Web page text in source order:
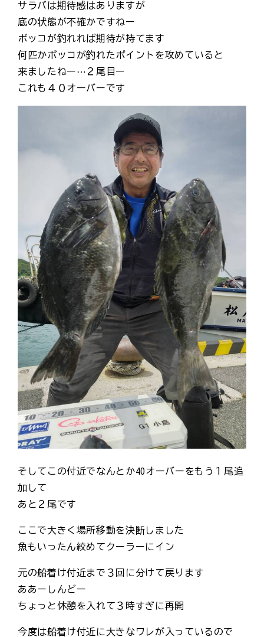
サラバは期待感はありますが
底の状態が不確かですねー
ボッコが釣れれば期待が持てます
何匹かボッコが釣れたポイントを攻めていると
来ましたねー⋯２尾目ー
これも４０オーバーです
そしてこの付近でなんとか40オーバーをもう１尾追
加して
あと２尾です
ここで大きく場所移動を決断しました
魚もいったん絞めてクーラーにイン
元の船着け付近まで３回に分けて戻ります
ああーしんどー
ちょっと休憩を入れて３時すぎに再開
今度は船着け付近に大きなワレが入っているので